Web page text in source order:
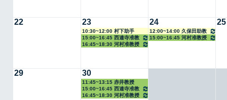
22 23
10:30~12:00 村下助手
15:00~16:45 西連寺准教
授
16:45~18:30 河村准教授
24
12:00~14:00 久保田助教
15:00~16:45 河村准教授
25
29 30
11:45~13:15 赤井教授
15:00~16:45 西連寺准教
授
16:45~18:30 河村准教授